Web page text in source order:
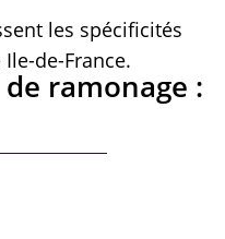
les spécificités
de-France.
ramonage :